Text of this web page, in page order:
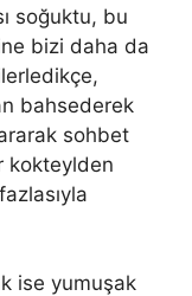
soğuktu, bu
bizi daha da
bahsederek
sohbet
kokteylden
ise yumuşak